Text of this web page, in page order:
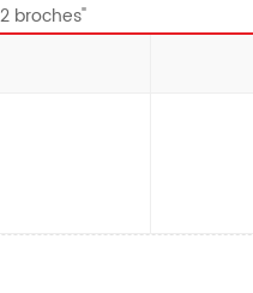
broches"